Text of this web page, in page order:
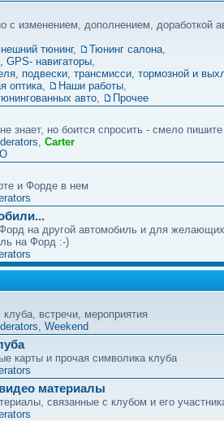
с изменением, дополнением, доработкой
тюнинг, Тюнинг салона
GPS- навигаторы
подвески, трансмисси, тормозной и
оптика
Наши работы
авто
Прочее
знает, но боится спросить - смело
Carter
и Форде в нем
на другой автомобиль и для
на Форд :-)
встречи, мероприятия
Weekend
карты и прочая символика клуба
материалы
связанные с клубом и его